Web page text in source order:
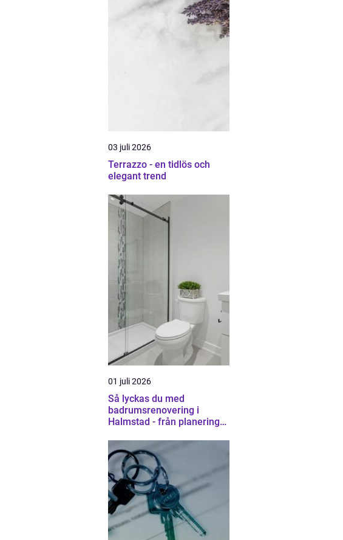
03 juli 2026
Terrazzo - en tidlös och
elegant trend
01 juli 2026
Så lyckas du med
badrumsrenovering i
Halmstad - från planering